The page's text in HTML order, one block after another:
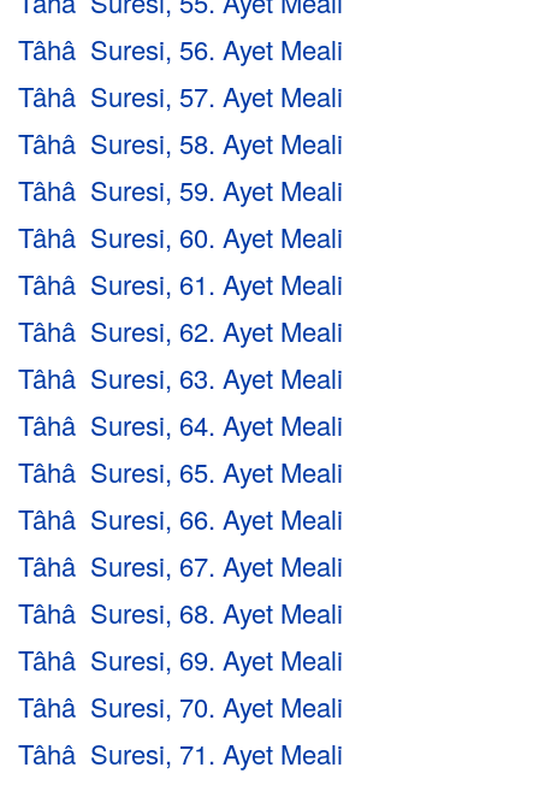
Tâhâ Suresi, 56. Ayet Meali
Tâhâ Suresi, 57. Ayet Meali
Tâhâ Suresi, 58. Ayet Meali
Tâhâ Suresi, 59. Ayet Meali
Tâhâ Suresi, 60. Ayet Meali
Tâhâ Suresi, 61. Ayet Meali
Tâhâ Suresi, 62. Ayet Meali
Tâhâ Suresi, 63. Ayet Meali
Tâhâ Suresi, 64. Ayet Meali
Tâhâ Suresi, 65. Ayet Meali
Tâhâ Suresi, 66. Ayet Meali
Tâhâ Suresi, 67. Ayet Meali
Tâhâ Suresi, 68. Ayet Meali
Tâhâ Suresi, 69. Ayet Meali
Tâhâ Suresi, 70. Ayet Meali
Tâhâ Suresi, 71. Ayet Meali